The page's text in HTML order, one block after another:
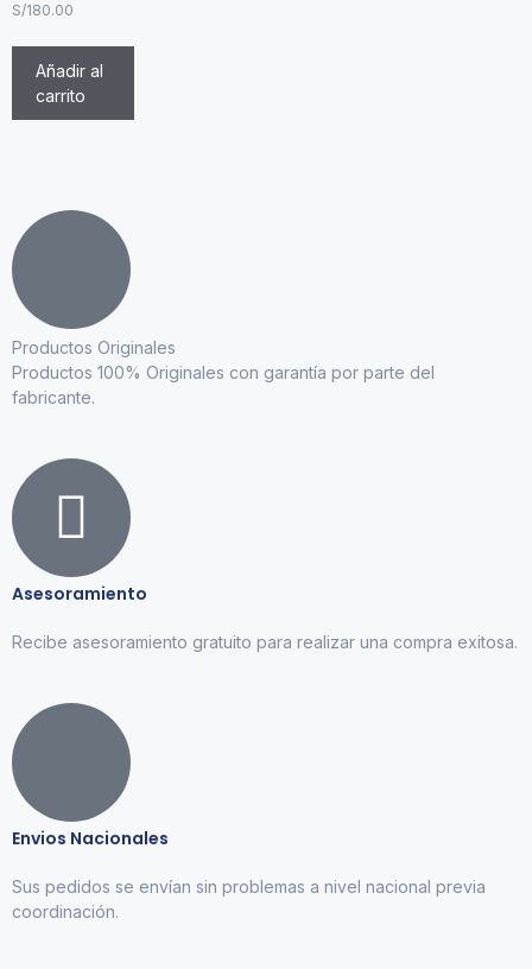
S/180.00
Añadir al
carrito
Productos Originales
Productos 100% Originales con garantía por parte del
fabricante.
Asesoramiento
Recibe asesoramiento gratuito para realizar una compra exitosa.
Envios Nacionales
Sus pedidos se envían sin problemas a nivel nacional previa
coordinación.